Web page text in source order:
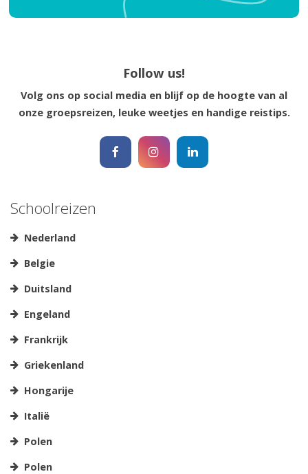
Follow us!
Volg ons op social media en blijf op de hoogte van al
onze groepsreizen, leuke weetjes en handige reistips.
Schoolreizen
Nederland
Belgie
Duitsland
Engeland
Frankrijk
Griekenland
Hongarije
Italië
Polen
Polen